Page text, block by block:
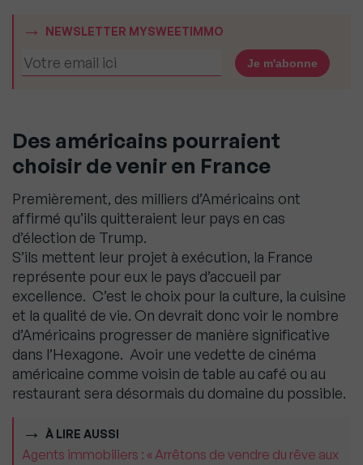
NEWSLETTER MYSWEETIMMO
Des américains pourraient
choisir de venir en France
Premièrement, des milliers d’Américains ont
affirmé qu’ils quitteraient leur pays en cas
d’élection de Trump.
S’ils mettent leur projet à exécution, la France
représente pour eux le pays d’accueil par
excellence. C’est le choix pour la culture, la cuisine
et la qualité de vie. On devrait donc voir le nombre
d’Américains progresser de manière significative
dans l’Hexagone. Avoir une vedette de cinéma
américaine comme voisin de table au café ou au
restaurant sera désormais du domaine du possible.
À LIRE AUSSI
Agents immobiliers : « Arrêtons de vendre du rêve aux